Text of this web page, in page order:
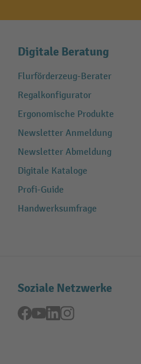
Digitale Beratung
Flurförderzeug-Berater
Regalkonfigurator
Ergonomische Produkte
Newsletter Anmeldung
Newsletter Abmeldung
Digitale Kataloge
Profi-Guide
Handwerksumfrage
Soziale Netzwerke
Facebook
YouTubeLinkedInInstagram